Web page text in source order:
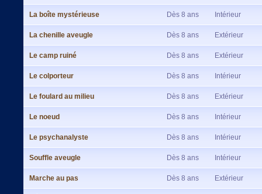
La boîte mystérieuse Dès 8 ans Intérieur
La chenille aveugle Dès 8 ans Extérieur
Le camp ruiné Dès 8 ans Extérieur
Le colporteur Dès 8 ans Intérieur
Le foulard au milieu Dès 8 ans Extérieur
Le noeud Dès 8 ans Intérieur
Le psychanalyste Dès 8 ans Intérieur
Souffle aveugle Dès 8 ans Intérieur
Marche au pas Dès 8 ans Extérieur